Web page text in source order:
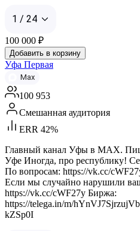
1 / 24
100 000 ₽
Добавить в корзину
Уфа Первая
Max
100 953
Смешанная аудитория
ERR 42%
Главный канал Уфы в MAX.
Уфе Иногда, про республику!
По вопросам: https://vk.cc/
Если мы случайно нарушили
https://vk.cc/cWF27y Биржа:
https://telega.in/m/
kZSp0I